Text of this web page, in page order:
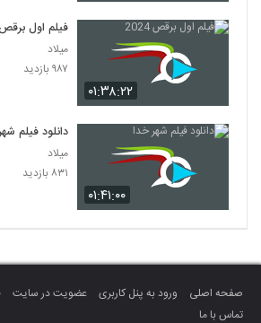
۰۱:۳۸:۲۲
فیلم اول برقص
میلاد
۹۸۷ بازدید
۰۱:۴۱:۰۰
دانلود فیلم
میلاد
۸۳۱ بازدید
صفحه اصلی ورود به پنل کاربری عضویت در سایت
تماس با ما